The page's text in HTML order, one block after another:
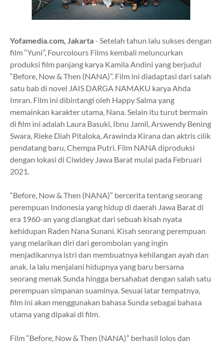
Yofamedia.com, Jakarta- Setelah tahun lalu sukses dengan
film “Yuni”, Fourcolours Films kembali meluncurkan
produksi film panjang karya Kamila Andini yang berjudul
“Before, Now & Then (NANA)”. Film ini diadaptasi dari salah
satu bab di novel JAIS DARGA NAMAKU karya Ahda
Imran. Film ini dibintangi oleh Happy Salma yang
memainkan karakter utama, Nana. Selain itu turut bermain
di film ini adalah Laura Basuki, Ibnu Jamil, Arswendy Bening
Swara, Rieke Diah Pitaloka, Arawinda Kirana dan aktris cilik
pendatang baru, Chempa Putri. Film NANA diproduksi
dengan lokasi di Ciwidey Jawa Barat mulai pada Februari
2021.
“Before, Now & Then (NANA)” bercerita tentang seorang
perempuan Indonesia yang hidup di daerah Jawa Barat di
era 1960-an yang diangkat dari sebuah kisah nyata
kehidupan Raden Nana Sunani. Kisah seorang perempuan
yang melarikan diri dari gerombolan yang ingin
menjadikannya istri dan membuatnya kehilangan ayah dan
anak. Ia lalu menjalani hidupnya yang baru bersama
seorang menak Sunda hingga bersahabat dengan salah satu
perempuan simpanan suaminya. Sesuai latar tempatnya,
film ini akan menggunakan bahasa Sunda sebagai bahasa
utama yang dipakai di film.
Film “Before, Now & Then (NANA)” berhasil lolos dan